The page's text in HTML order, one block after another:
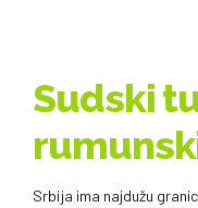
Sudski
Srbija ima najdužu